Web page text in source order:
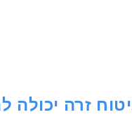
זרה יכולה